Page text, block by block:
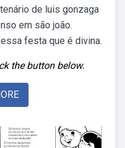
de luis gonzaga
em são joão.
festa que é divina.
the button below.